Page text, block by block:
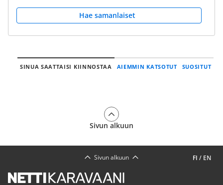
Hae samanlaiset
SINUA SAATTAISI KIINNOSTAA AIEMMIN KATSOTUT SUOSITUT
Sivun alkuun
FI / EN
Sivun alkuun